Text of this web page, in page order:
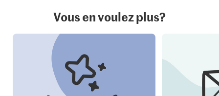
Vous en voulez plus?